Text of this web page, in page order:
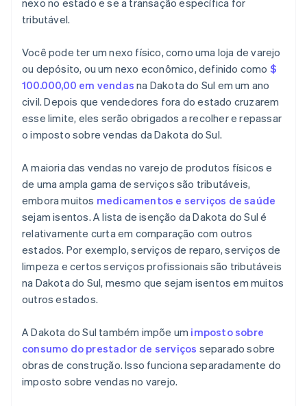
nexo no estado e se a transação específica for
tributável.
Você pode ter um nexo físico, como uma loja de varejo
ou depósito, ou um nexo econômico, definido como $
100.000,00 em vendas na Dakota do Sul em um ano
civil. Depois que vendedores fora do estado cruzarem
esse limite, eles serão obrigados a recolher e repassar
o imposto sobre vendas da Dakota do Sul.
A maioria das vendas no varejo de produtos físicos e
de uma ampla gama de serviços são tributáveis,
embora muitos medicamentos e serviços de saúde
sejam isentos. A lista de isenção da Dakota do Sul é
relativamente curta em comparação com outros
estados. Por exemplo, serviços de reparo, serviços de
limpeza e certos serviços profissionais são tributáveis
na Dakota do Sul, mesmo que sejam isentos em muitos
outros estados.
A Dakota do Sul também impõe um imposto sobre
consumo do prestador de serviços separado sobre
obras de construção. Isso funciona separadamente do
imposto sobre vendas no varejo.